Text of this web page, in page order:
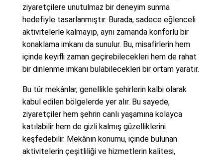
ziyaretçilere unutulmaz bir deneyim sunma
hedefiyle tasarlanmıştır. Burada, sadece eğlenceli
aktivitelerle kalmayıp, aynı zamanda konforlu bir
konaklama imkanı da sunulur. Bu, misafirlerin hem
içinde keyifli zaman geçirebilecekleri hem de rahat
bir dinlenme imkanı bulabilecekleri bir ortam yaratır.
Bu tür mekânlar, genellikle şehirlerin kalbi olarak
kabul edilen bölgelerde yer alır. Bu sayede,
ziyaretçiler hem şehrin canlı yaşamına kolayca
katılabilir hem de gizli kalmış güzelliklerini
keşfedebilir. Mekânın konumu, içinde bulunan
aktivitelerin çeşitliliği ve hizmetlerin kalitesi,